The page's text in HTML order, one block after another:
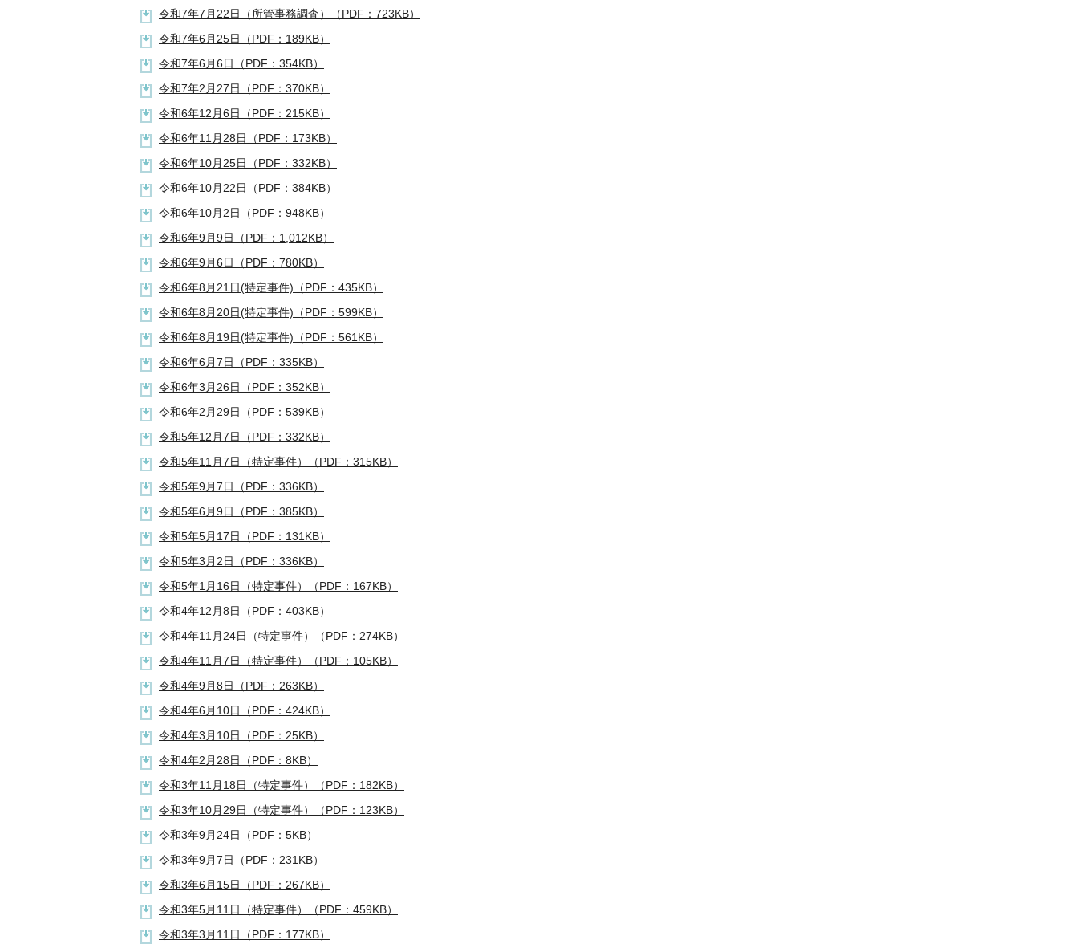
令和7年7月22日（所管事務調査）（PDF：723KB）
令和7年6月25日（PDF：189KB）
令和7年6月6日（PDF：354KB）
令和7年2月27日（PDF：370KB）
令和6年12月6日（PDF：215KB）
令和6年11月28日（PDF：173KB）
令和6年10月25日（PDF：332KB）
令和6年10月22日（PDF：384KB）
令和6年10月2日（PDF：948KB）
令和6年9月9日（PDF：1,012KB）
令和6年9月6日（PDF：780KB）
令和6年8月21日(特定事件)（PDF：435KB）
令和6年8月20日(特定事件)（PDF：599KB）
令和6年8月19日(特定事件)（PDF：561KB）
令和6年6月7日（PDF：335KB）
令和6年3月26日（PDF：352KB）
令和6年2月29日（PDF：539KB）
令和5年12月7日（PDF：332KB）
令和5年11月7日（特定事件）（PDF：315KB）
令和5年9月7日（PDF：336KB）
令和5年6月9日（PDF：385KB）
令和5年5月17日（PDF：131KB）
令和5年3月2日（PDF：336KB）
令和5年1月16日（特定事件）（PDF：167KB）
令和4年12月8日（PDF：403KB）
令和4年11月24日（特定事件）（PDF：274KB）
令和4年11月7日（特定事件）（PDF：105KB）
令和4年9月8日（PDF：263KB）
令和4年6月10日（PDF：424KB）
令和4年3月10日（PDF：25KB）
令和4年2月28日（PDF：8KB）
令和3年11月18日（特定事件）（PDF：182KB）
令和3年10月29日（特定事件）（PDF：123KB）
令和3年9月24日（PDF：5KB）
令和3年9月7日（PDF：231KB）
令和3年6月15日（PDF：267KB）
令和3年5月11日（特定事件）（PDF：459KB）
令和3年3月11日（PDF：177KB）